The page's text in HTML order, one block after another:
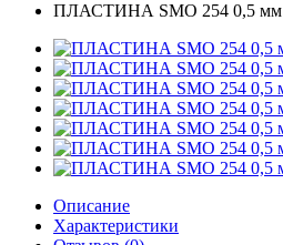
ПЛАСТИНА SMO 254 0,5
Описание
Характеристики